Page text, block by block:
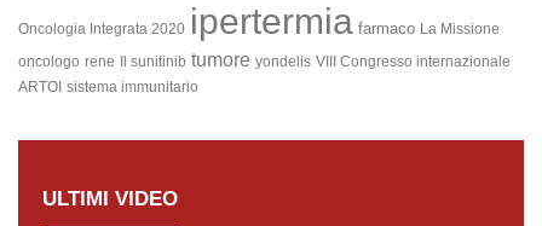
Oncologia Integrata 2020 ipertermia farmaco La Missione
oncologo rene Il sunitinib tumore yondelis VIII Congresso internazionale
ARTOI sistema immunitario
ULTIMI VIDEO